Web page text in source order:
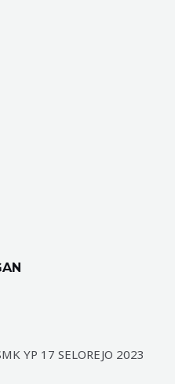
YP 17 SELOREJO 2023